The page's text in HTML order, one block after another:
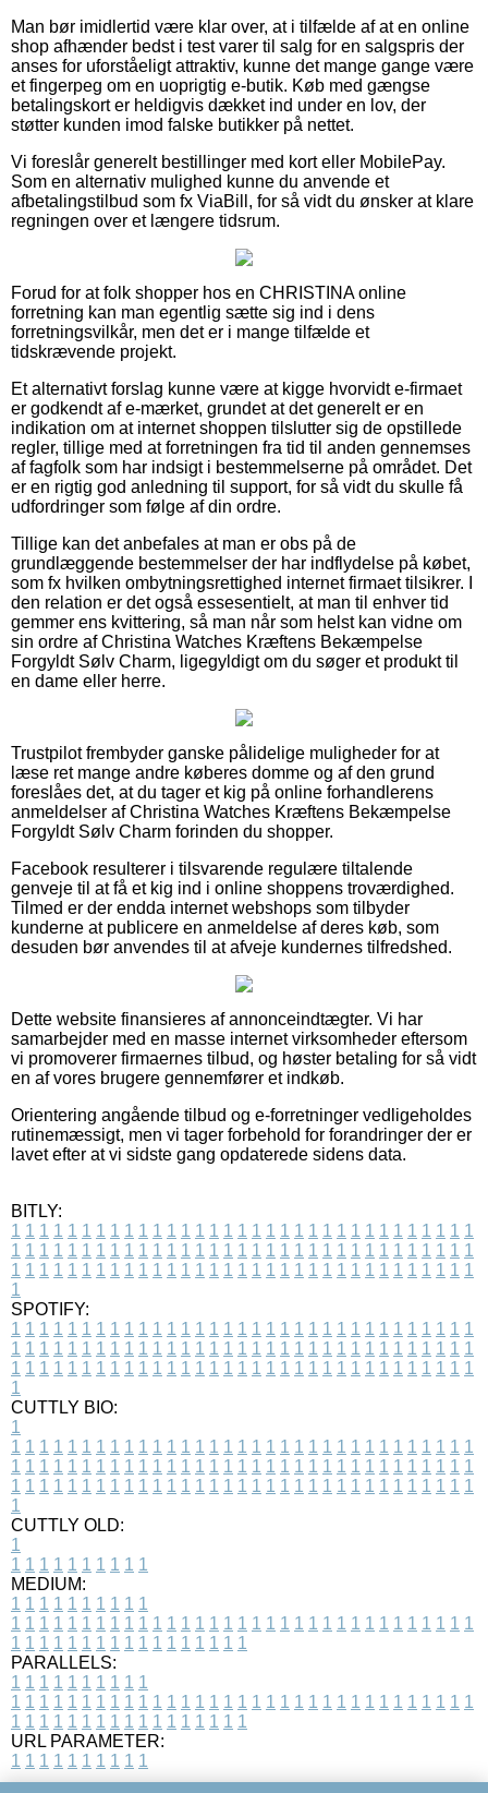
Man bør imidlertid være klar over, at i tilfælde af at en online
shop afhænder bedst i test varer til salg for en salgspris der
anses for uforståeligt attraktiv, kunne det mange gange være
et fingerpeg om en uoprigtig e-butik. Køb med gængse
betalingskort er heldigvis dækket ind under en lov, der
støtter kunden imod falske butikker på nettet.
Vi foreslår generelt bestillinger med kort eller MobilePay.
Som en alternativ mulighed kunne du anvende et
afbetalingstilbud som fx ViaBill, for så vidt du ønsker at klare
regningen over et længere tidsrum.
Forud for at folk shopper hos en CHRISTINA online
forretning kan man egentlig sætte sig ind i dens
forretningsvilkår, men det er i mange tilfælde et
tidskrævende projekt.
Et alternativt forslag kunne være at kigge hvorvidt e-firmaet
er godkendt af e-mærket, grundet at det generelt er en
indikation om at internet shoppen tilslutter sig de opstillede
regler, tillige med at forretningen fra tid til anden gennemses
af fagfolk som har indsigt i bestemmelserne på området. Det
er en rigtig god anledning til support, for så vidt du skulle få
udfordringer som følge af din ordre.
Tillige kan det anbefales at man er obs på de
grundlæggende bestemmelser der har indflydelse på købet,
som fx hvilken ombytningsrettighed internet firmaet tilsikrer. I
den relation er det også essesentielt, at man til enhver tid
gemmer ens kvittering, så man når som helst kan vidne om
sin ordre af Christina Watches Kræftens Bekæmpelse
Forgyldt Sølv Charm, ligegyldigt om du søger et produkt til
en dame eller herre.
Trustpilot frembyder ganske pålidelige muligheder for at
læse ret mange andre køberes domme og af den grund
foreslåes det, at du tager et kig på online forhandlerens
anmeldelser af Christina Watches Kræftens Bekæmpelse
Forgyldt Sølv Charm forinden du shopper.
Facebook resulterer i tilsvarende regulære tiltalende
genveje til at få et kig ind i online shoppens troværdighed.
Tilmed er der endda internet webshops som tilbyder
kunderne at publicere en anmeldelse af deres køb, som
desuden bør anvendes til at afveje kundernes tilfredshed.
Dette website finansieres af annonceindtægter. Vi har
samarbejder med en masse internet virksomheder eftersom
vi promoverer firmaernes tilbud, og høster betaling for så vidt
en af vores brugere gennemfører et indkøb.
Orientering angående tilbud og e-forretninger vedligeholdes
rutinemæssigt, men vi tager forbehold for forandringer der er
lavet efter at vi sidste gang opdaterede sidens data.
BITLY:
1 1 1 1 1 1 1 1 1 1 1 1 1 1 1 1 1 1 1 1 1 1 1 1 1 1 1 1 1 1 1 1 1
1 1 1 1 1 1 1 1 1 1 1 1 1 1 1 1 1 1 1 1 1 1 1 1 1 1 1 1 1 1 1 1 1
1 1 1 1 1 1 1 1 1 1 1 1 1 1 1 1 1 1 1 1 1 1 1 1 1 1 1 1 1 1 1 1 1
1
SPOTIFY:
1 1 1 1 1 1 1 1 1 1 1 1 1 1 1 1 1 1 1 1 1 1 1 1 1 1 1 1 1 1 1 1 1
1 1 1 1 1 1 1 1 1 1 1 1 1 1 1 1 1 1 1 1 1 1 1 1 1 1 1 1 1 1 1 1 1
1 1 1 1 1 1 1 1 1 1 1 1 1 1 1 1 1 1 1 1 1 1 1 1 1 1 1 1 1 1 1 1 1
1
CUTTLY BIO:
1
1 1 1 1 1 1 1 1 1 1 1 1 1 1 1 1 1 1 1 1 1 1 1 1 1 1 1 1 1 1 1 1 1
1 1 1 1 1 1 1 1 1 1 1 1 1 1 1 1 1 1 1 1 1 1 1 1 1 1 1 1 1 1 1 1 1
1 1 1 1 1 1 1 1 1 1 1 1 1 1 1 1 1 1 1 1 1 1 1 1 1 1 1 1 1 1 1 1 1
1
CUTTLY OLD:
1
1 1 1 1 1 1 1 1 1 1
MEDIUM:
1 1 1 1 1 1 1 1 1 1
1 1 1 1 1 1 1 1 1 1 1 1 1 1 1 1 1 1 1 1 1 1 1 1 1 1 1 1 1 1 1 1 1
1 1 1 1 1 1 1 1 1 1 1 1 1 1 1 1 1
PARALLELS:
1 1 1 1 1 1 1 1 1 1
1 1 1 1 1 1 1 1 1 1 1 1 1 1 1 1 1 1 1 1 1 1 1 1 1 1 1 1 1 1 1 1 1
1 1 1 1 1 1 1 1 1 1 1 1 1 1 1 1 1
URL PARAMETER:
1 1 1 1 1 1 1 1 1 1